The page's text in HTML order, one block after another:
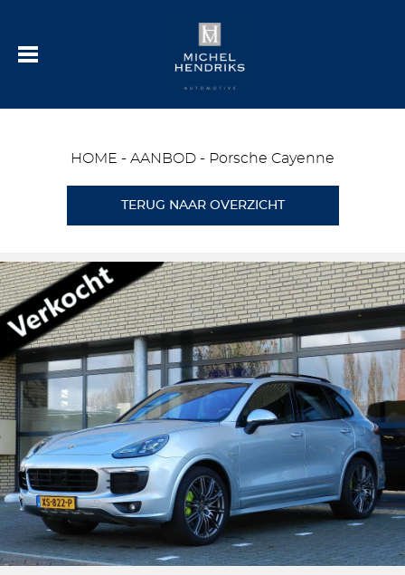
HOME - AANBOD - Porsche Cayenne
TERUG NAAR OVERZICHT